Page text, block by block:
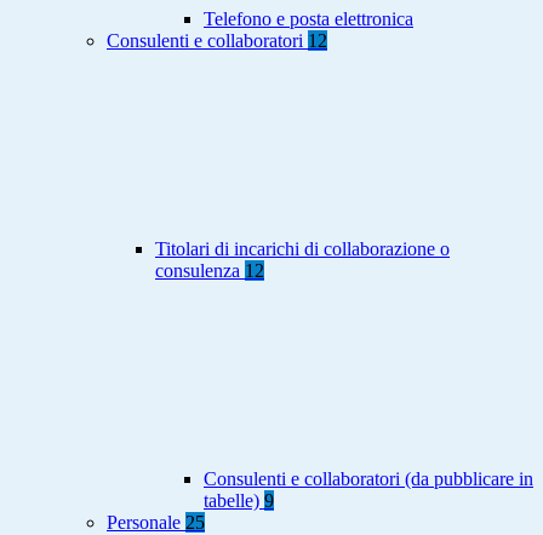
Telefono e posta elettronica
Consulenti e collaboratori 12
Titolari di incarichi di collaborazione o
consulenza 12
Consulenti e collaboratori (da pubblicare in
tabelle) 9
Personale 25